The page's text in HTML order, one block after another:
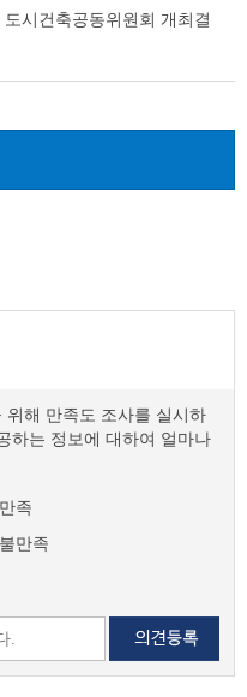
시건축공동위원회 개최결
위해 만족도 조사를 실시하
하는 정보에 대하여 얼마나
만족
불만족